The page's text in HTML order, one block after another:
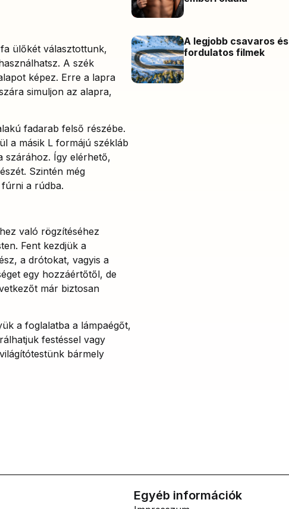
ülőkét választottunk,
A szék
képez. Erre a lapra
simuljon az alapra,
fadarab felső részébe.
a másik L formájú székláb
szárához. Így elérhető,
Szintén még
a rúdba.
való rögzítéséhez
Fent kezdjük a
a drótokat, vagyis a
egy hozzáértőtől, de
már biztosan
a foglalatba a lámpaégőt,
festéssel vagy
bármely
A legjobb csavaros és
fordulatos filmek
Egyéb információk